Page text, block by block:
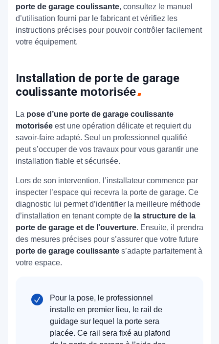
porte de garage coulissante, consultez le manuel
d’utilisation fourni par le fabricant et vérifiez les
instructions précises pour pouvoir contrôler facilement
votre équipement.
Installation de porte de garage
coulissante motorisée
La pose d’une porte de garage coulissante
motorisée est une opération délicate et requiert du
savoir-faire adapté. Seul un professionnel qualifié
peut s’occuper de vos travaux pour vous garantir une
installation fiable et sécurisée.
Lors de son intervention, l’installateur commence par
inspecter l’espace qui recevra la porte de garage. Ce
diagnostic lui permet d’identifier la meilleure méthode
d’installation en tenant compte de la structure de la
porte de garage et de l'ouverture. Ensuite, il prendra
des mesures précises pour s’assurer que votre future
porte de garage coulissante s’adapte parfaitement à
votre espace.
Pour la pose, le professionnel
installe en premier lieu, le rail de
guidage sur lequel la porte sera
placée. Ce rail sera fixé au plafond